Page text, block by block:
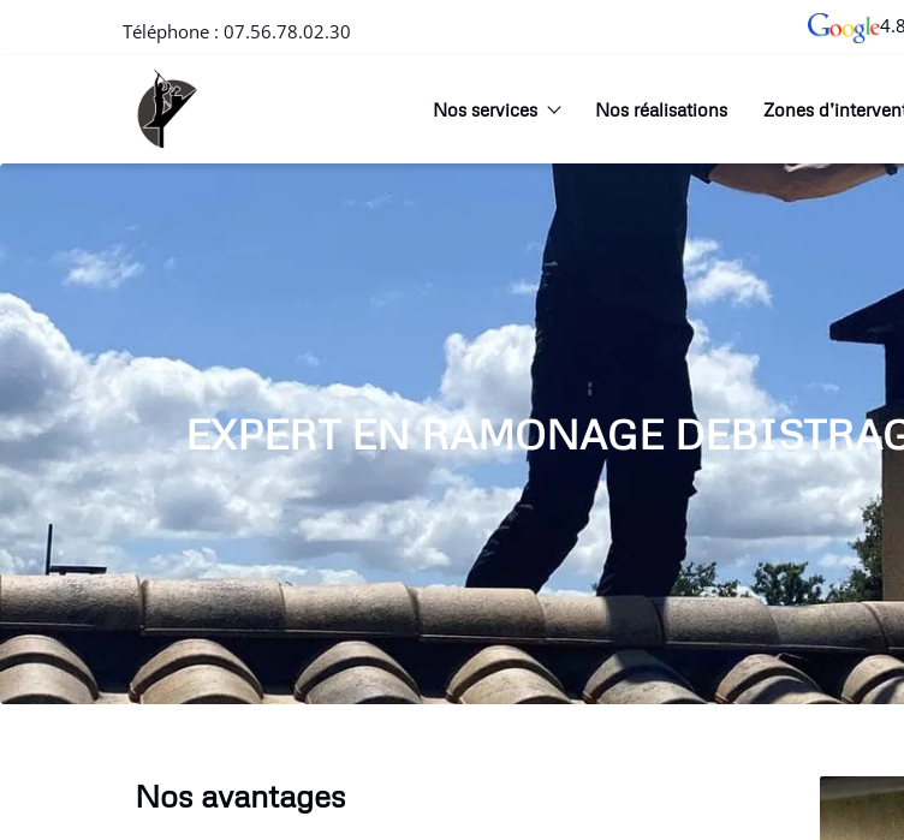
Téléphone : 07.56.78.02.30
Nos services Nos réalisations Zones
EXPERT EN RAMONAGE
Nos avantages